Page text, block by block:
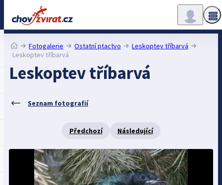
Fotogalerie Ostatní ptactvo
Leskoptev tříbarvá
Leskoptev tříbarvá
Leskoptev tříbarvá
Seznam fotografií
Předchozí Následující